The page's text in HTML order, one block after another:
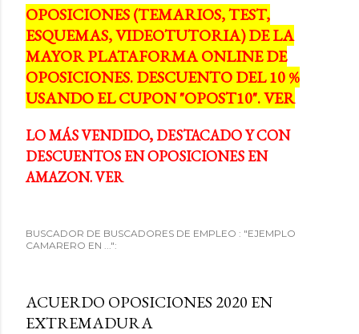
OPOSICIONES (TEMARIOS, TEST,
ESQUEMAS, VIDEOTUTORIA) DE LA
MAYOR PLATAFORMA ONLINE DE
OPOSICIONES. DESCUENTO DEL 10 %
USANDO EL CUPON "OPOST10". VER
LO MÁS VENDIDO, DESTACADO Y CON
DESCUENTOS EN OPOSICIONES EN
AMAZON. VER
BUSCADOR DE BUSCADORES DE EMPLEO : "EJEMPLO
CAMARERO EN ...":
ACUERDO OPOSICIONES 2020 EN
EXTREMADURA